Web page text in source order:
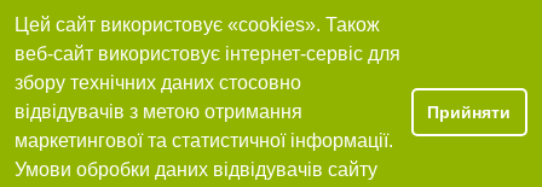
Цей сайт використовує «cookies». Також
веб-сайт використовує інтернет-сервіс для
збору технічних даних стосовно
відвідувачів з метою отримання
маркетингової та статистичної інформації.
Умови обробки даних відвідувачів сайту
Прийняти